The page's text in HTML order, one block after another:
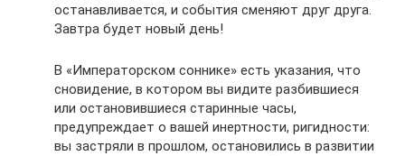
останавливается, и события сменяют друг друга.
Завтра будет новый день!
В «Императорском соннике» есть указания, что
сновидение, в котором вы видите разбившиеся
или остановившиеся старинные часы,
предупреждает о вашей инертности, ригидности:
вы застряли в прошлом, остановились в развитии